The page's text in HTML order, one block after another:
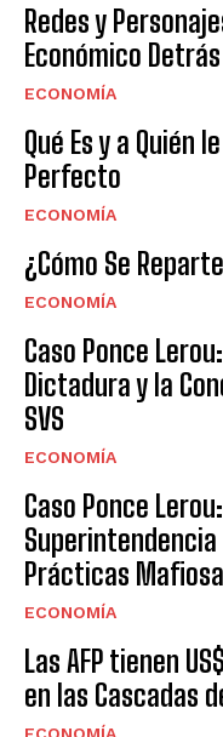
Redes y
Económico
ECONOMÍA
Qué Es y a Quién
Perfecto
ECONOMÍA
¿Cómo Se
ECONOMÍA
Caso Ponce
Dictadura y la
SVS
ECONOMÍA
Caso Ponce
Superintendencia
Prácticas
ECONOMÍA
Las AFP tienen
en las Cascadas
ECONOMÍA